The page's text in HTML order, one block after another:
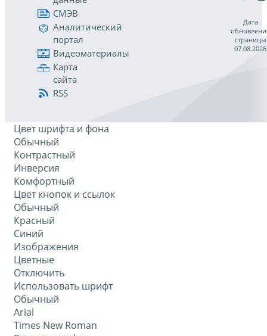
СМЭВ
Аналитический
портал
Видеоматериалы
Карта
сайта
RSS
Дата
страницы
07.08.2026
Цвет шрифта и фона
Обычный
Контрастный
Инверсия
Комфортный
Цвет кнопок и ссылок
Обычный
Красный
Синий
Изображения
Цветные
Отключить
Использовать шрифт
Обычный
Arial
Times New Roman